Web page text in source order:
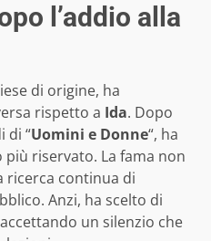
l’addio alla
di origine, ha
rispetto a Ida. Dopo
di “Uomini e Donne“, ha
riservato. La fama non
ricerca continua di
Anzi, ha scelto di
un silenzio che